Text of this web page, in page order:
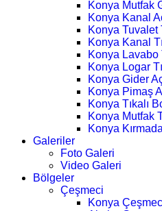
Konya Mutfak
Konya Kanal
Konya Tuvalet
Konya Kanal
Konya Lavabo
Konya Logar
Konya Gider
Konya Pimaş
Konya Tıkalı
Konya Mutfak
Konya
Galeriler
Foto Galeri
Video Galeri
Bölgeler
Çeşmeci
Konya